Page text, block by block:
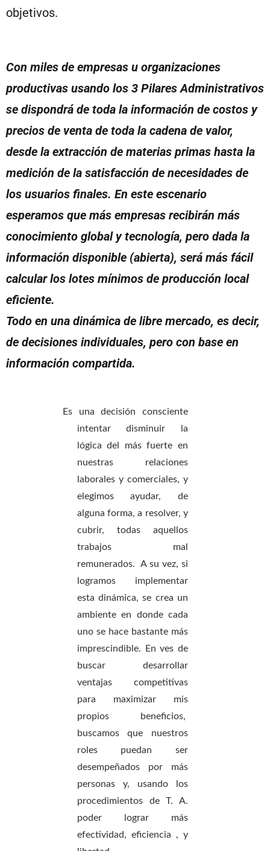
objetivos.
Con miles de empresas u organizaciones
productivas usando los 3 Pilares Administrativos
se dispondrá de toda la información de costos y
precios de venta de toda la cadena de valor,
desde la extracción de materias primas hasta la
medición de la satisfacción de necesidades de
los usuarios finales. En este escenario
esperamos que más empresas recibirán más
conocimiento global y tecnología, pero dada la
información disponible (abierta), será más fácil
calcular los lotes mínimos de producción local
eficiente.
Todo en una dinámica de libre mercado, es decir,
de decisiones individuales, pero con base en
información compartida.
Es una decisión consciente
intentar disminuir la
lógica del más fuerte en
nuestras relaciones
laborales y comerciales, y
elegimos ayudar, de
alguna forma, a resolver, y
cubrir, todas aquellos
trabajos mal
remunerados. A su vez, si
logramos implementar
esta dinámica, se crea un
ambiente en donde cada
uno se hace bastante más
imprescindible. En ves de
buscar desarrollar
ventajas competitivas
para maximizar mis
propios beneficios,
buscamos que nuestros
roles puedan ser
desempeñados por más
personas y, usando los
procedimientos de T. A.
poder lograr más
efectividad, eficiencia , y